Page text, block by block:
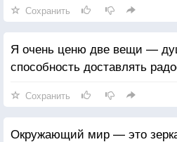
Сохранить
Я очень ценю две вещи —
способность доставлять
Сохранить
Окружающий мир — это